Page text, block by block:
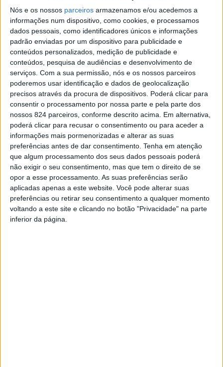
Nós e os nossos parceiros armazenamos e/ou acedemos a
informações num dispositivo, como cookies, e processamos
dados pessoais, como identificadores únicos e informações
padrão enviadas por um dispositivo para publicidade e
conteúdos personalizados, medição de publicidade e
conteúdos, pesquisa de audiências e desenvolvimento de
serviços. Com a sua permissão, nós e os nossos parceiros
poderemos usar identificação e dados de geolocalização
precisos através da procura de dispositivos. Poderá clicar para
consentir o processamento por nossa parte e pela parte dos
nossos 824 parceiros, conforme descrito acima. Em alternativa,
poderá clicar para recusar o consentimento ou para aceder a
informações mais pormenorizadas e alterar as suas
preferências antes de dar consentimento. Tenha em atenção
que algum processamento dos seus dados pessoais poderá
não exigir o seu consentimento, mas que tem o direito de se
opor a esse processamento. As suas preferências serão
aplicadas apenas a este website. Você pode alterar suas
preferências ou retirar seu consentimento a qualquer momento
voltando a este site e clicando no botão "Privacidade" na parte
inferior da página.
13 de Dezembro de 2022, 14:07
Necrologia ,Travanca
Iolanda Assunção
Gomes Pinto
Rodrigues (1934-
2022)
Faleceu com 88 anos, no Hospital São Sebastião, em
Santa Maria da Feira, e foi residente na Rua Monte de